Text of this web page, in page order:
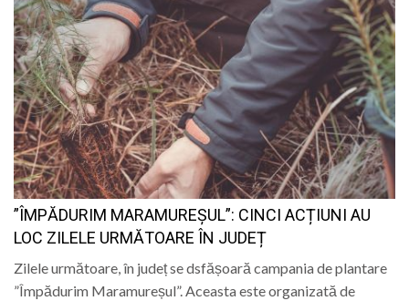
”ÎMPĂDURIM MARAMUREȘUL”: CINCI ACȚIUNI AU
LOC ZILELE URMĂTOARE ÎN JUDEȚ
Zilele următoare, în județ se dsfășoară campania de plantare
”Împădurim Maramureșul”. Aceasta este organizată de